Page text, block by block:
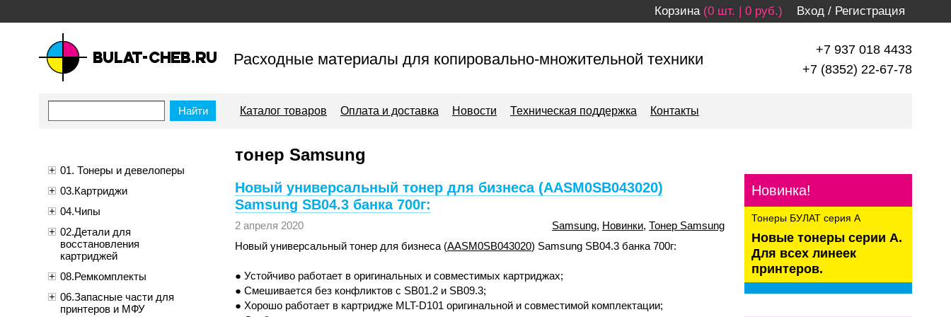
Вход / Регистрация
Корзина (0 шт. | 0 руб.)
материалы для копировально-
+7 937 018 4433
+7 (8352) 22-67-78
Расходные материалы для копировально-множительной техники
Каталог товаров Оплата и доставка Новости Техническая поддержка Контакты
01. Тонеры и девелоперы
03.Картриджи
04.Чипы
02.Детали для
восстановления
картриджей
08.Ремкомплекты
06.Запасные части для
принтеров и МФУ
тонер Samsung
Новый универсальный тонер для бизнеса (AASM0SB043020)
Samsung SB04.3 банка 700г:
2 апреля 2020 Samsung, Новинки, Тонер Samsung
Новый универсальный тонер для бизнеса (AASM0SB043020) Samsung SB04.3 банка 700г:
● Устойчиво работает в оригинальных и совместимых картриджах;
● Смешивается без конфликтов с SB01.2 и SB09.3;
● Хорошо работает в картридже MLT-D101 оригинальной и совместимой комплектации;
Новинка!
Тонеры БУЛАТ серия А
Новые тонеры серии А.
Для всех линеек
принтеров.